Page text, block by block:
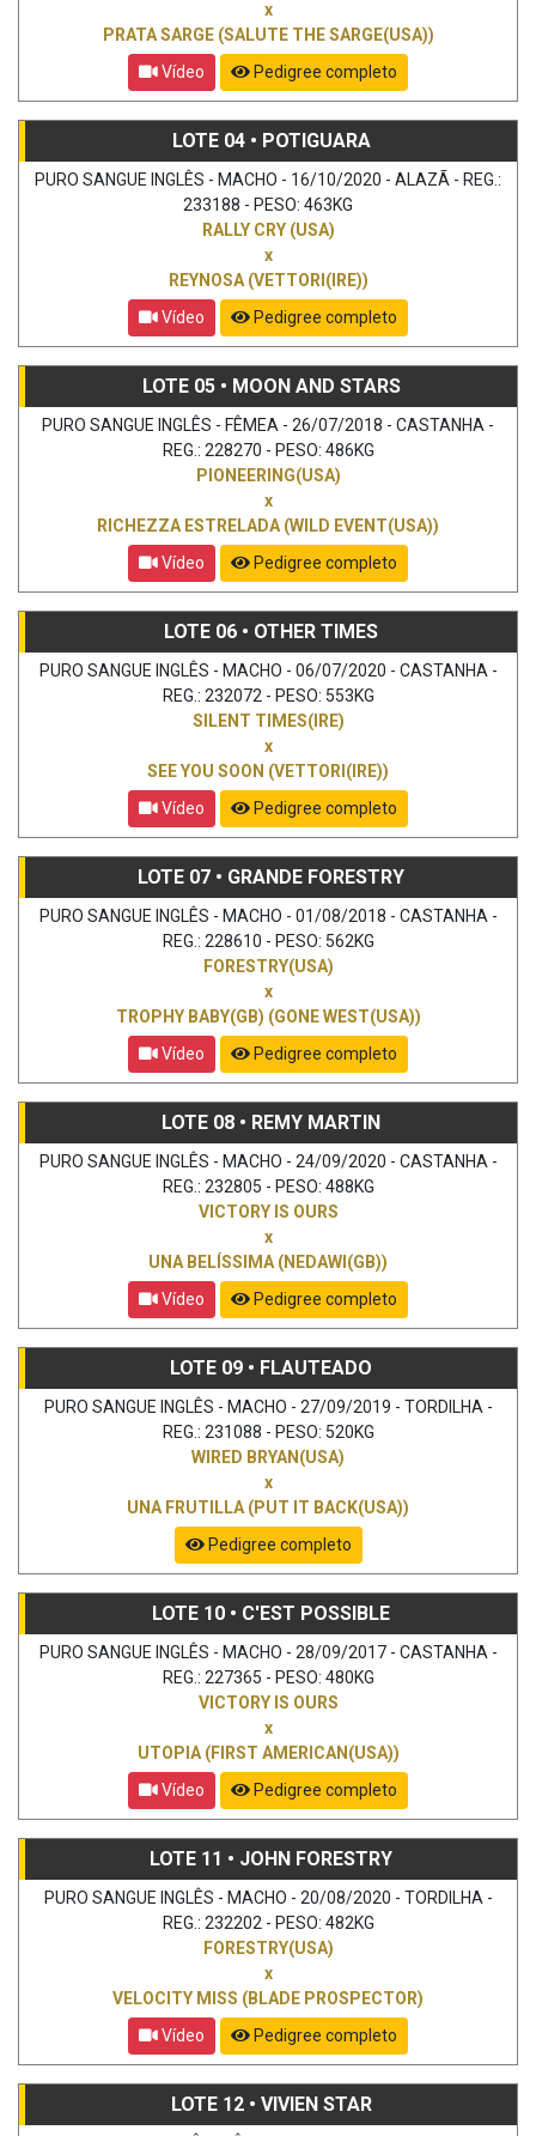
x
PRATA SARGE (SALUTE THE SARGE(USA))
Vídeo
Pedigree completo
LOTE 04 • POTIGUARA
PURO SANGUE INGLÊS - MACHO - 16/10/2020 - ALAZÃ - REG.:
233188 - PESO: 463KG
RALLY CRY (USA)
x
REYNOSA (VETTORI(IRE))
Vídeo
Pedigree completo
LOTE 05 • MOON AND STARS
PURO SANGUE INGLÊS - FÊMEA - 26/07/2018 - CASTANHA -
REG.: 228270 - PESO: 486KG
PIONEERING(USA)
x
RICHEZZA ESTRELADA (WILD EVENT(USA))
Vídeo
Pedigree completo
LOTE 06 • OTHER TIMES
PURO SANGUE INGLÊS - MACHO - 06/07/2020 - CASTANHA -
REG.: 232072 - PESO: 553KG
SILENT TIMES(IRE)
x
SEE YOU SOON (VETTORI(IRE))
Vídeo
Pedigree completo
LOTE 07 • GRANDE FORESTRY
PURO SANGUE INGLÊS - MACHO - 01/08/2018 - CASTANHA -
REG.: 228610 - PESO: 562KG
FORESTRY(USA)
x
TROPHY BABY(GB) (GONE WEST(USA))
Vídeo
Pedigree completo
LOTE 08 • REMY MARTIN
PURO SANGUE INGLÊS - MACHO - 24/09/2020 - CASTANHA -
REG.: 232805 - PESO: 488KG
VICTORY IS OURS
x
UNA BELÍSSIMA (NEDAWI(GB))
Vídeo
Pedigree completo
LOTE 09 • FLAUTEADO
PURO SANGUE INGLÊS - MACHO - 27/09/2019 - TORDILHA -
REG.: 231088 - PESO: 520KG
WIRED BRYAN(USA)
x
UNA FRUTILLA (PUT IT BACK(USA))
Pedigree completo
LOTE 10 • C'EST POSSIBLE
PURO SANGUE INGLÊS - MACHO - 28/09/2017 - CASTANHA -
REG.: 227365 - PESO: 480KG
VICTORY IS OURS
x
UTOPIA (FIRST AMERICAN(USA))
Vídeo
Pedigree completo
LOTE 11 • JOHN FORESTRY
PURO SANGUE INGLÊS - MACHO - 20/08/2020 - TORDILHA -
REG.: 232202 - PESO: 482KG
FORESTRY(USA)
x
VELOCITY MISS (BLADE PROSPECTOR)
Vídeo
Pedigree completo
LOTE 12 • VIVIEN STAR